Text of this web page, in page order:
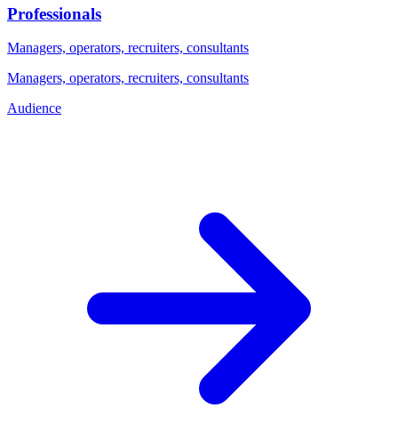
Professionals
Managers, operators, recruiters, consultants
Managers, operators, recruiters, consultants
Audience